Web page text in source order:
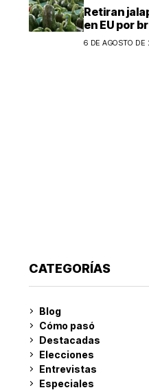
Retiran
en EU por
Salmonella;
6 DE AGOSTO
CATEGORÍAS
Blog
Cómo pasó
Destacadas
Elecciones
Entrevistas
Especiales